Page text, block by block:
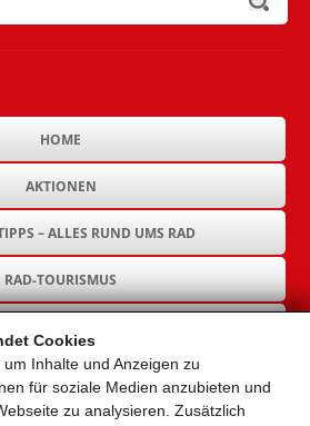
Cookies
Inhalte und Anzeigen zu
für soziale Medien anzubieten und
zu analysieren. Zusätzlich
HOME
AKTIONEN
– ALLES RUND UMS RAD
RAD-TOURISMUS
GEMEINDEN
AKTUELLES